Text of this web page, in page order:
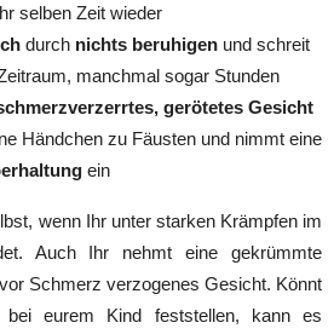
selben Zeit wieder
durch nichts beruhigen und schreit
manchmal sogar Stunden
gerötetes Gesicht
Händchen zu Fäusten und nimmt eine
ein
wenn Ihr unter starken Krämpfen im
Auch Ihr nehmt eine gekrümmte
Schmerz verzogenes Gesicht. Könnt
bei eurem Kind feststellen, kann es